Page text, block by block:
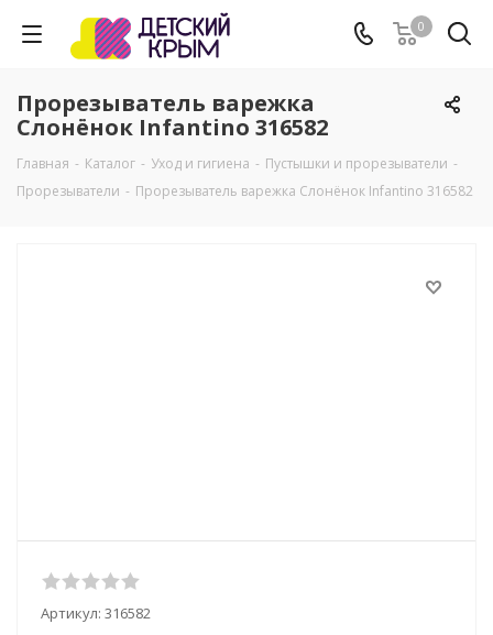
0
Прорезыватель варежка
Слонёнок Infantino 316582
Главная - Каталог - Уход и гигиена - Пустышки и прорезыватели -
Прорезыватели - Прорезыватель варежка Слонёнок Infantino 316582
Артикул: 316582